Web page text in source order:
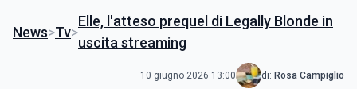
News>Tv>
Elle, l'atteso prequel di Legally Blonde in
uscita streaming
10 giugno 2026 13:00 di: Rosa Campiglio